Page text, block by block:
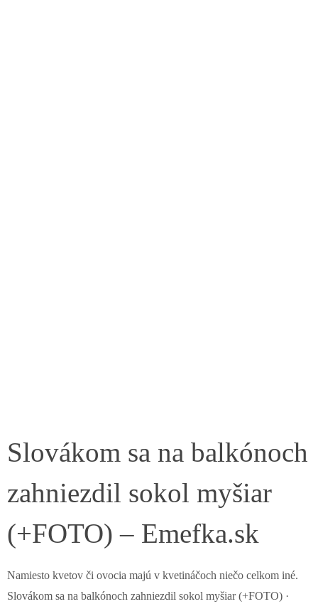
Slovákom sa na balkónoch
zahniezdil sokol myšiar
(+FOTO) – Emefka.sk
Namiesto kvetov či ovocia majú v kvetináčoch niečo celkom iné.
Slovákom sa na balkónoch zahniezdil sokol myšiar (+FOTO) ·